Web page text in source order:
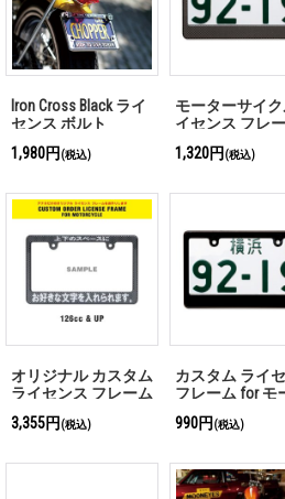
Iron Cross Black ライ
センス ボルト
1,980円 (税込)
モーターサイク
イセンス フレ
ルック＜プレー
1,320円 (税込)
オリジナル カスタム
ライセンス フレーム
for モーターサイク
ル カーボン ファイ
3,355円 (税込)
カスタム ライ
フレーム for モ
ーサイクル プレ
990円 (税込)